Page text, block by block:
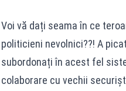
Voi vă dați seama în ce
politicieni nevolnici??! A
subordonați în acest fel
colaborare cu vechii